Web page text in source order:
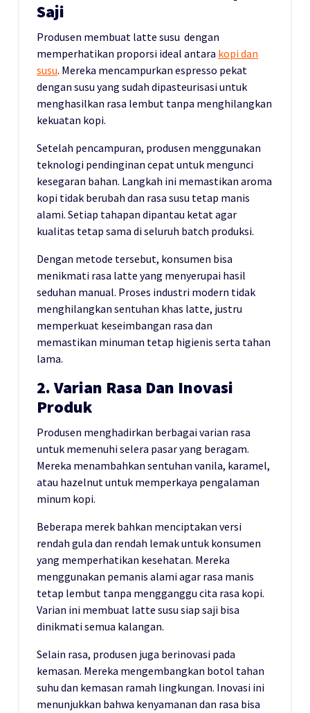
Saji
Produsen membuat latte susu dengan
memperhatikan proporsi ideal antara kopi dan
susu. Mereka mencampurkan espresso pekat
dengan susu yang sudah dipasteurisasi untuk
menghasilkan rasa lembut tanpa menghilangkan
kekuatan kopi.
Setelah pencampuran, produsen menggunakan
teknologi pendinginan cepat untuk mengunci
kesegaran bahan. Langkah ini memastikan aroma
kopi tidak berubah dan rasa susu tetap manis
alami. Setiap tahapan dipantau ketat agar
kualitas tetap sama di seluruh batch produksi.
Dengan metode tersebut, konsumen bisa
menikmati rasa latte yang menyerupai hasil
seduhan manual. Proses industri modern tidak
menghilangkan sentuhan khas latte, justru
memperkuat keseimbangan rasa dan
memastikan minuman tetap higienis serta tahan
lama.
2. Varian Rasa Dan Inovasi
Produk
Produsen menghadirkan berbagai varian rasa
untuk memenuhi selera pasar yang beragam.
Mereka menambahkan sentuhan vanila, karamel,
atau hazelnut untuk memperkaya pengalaman
minum kopi.
Beberapa merek bahkan menciptakan versi
rendah gula dan rendah lemak untuk konsumen
yang memperhatikan kesehatan. Mereka
menggunakan pemanis alami agar rasa manis
tetap lembut tanpa mengganggu cita rasa kopi.
Varian ini membuat latte susu siap saji bisa
dinikmati semua kalangan.
Selain rasa, produsen juga berinovasi pada
kemasan. Mereka mengembangkan botol tahan
suhu dan kemasan ramah lingkungan. Inovasi ini
menunjukkan bahwa kenyamanan dan rasa bisa